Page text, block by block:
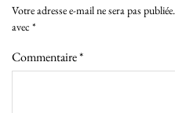
Votre adresse e-mail ne sera pas publiée.
avec *
Commentaire*